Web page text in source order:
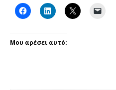
Μου αρέσει αυτό: